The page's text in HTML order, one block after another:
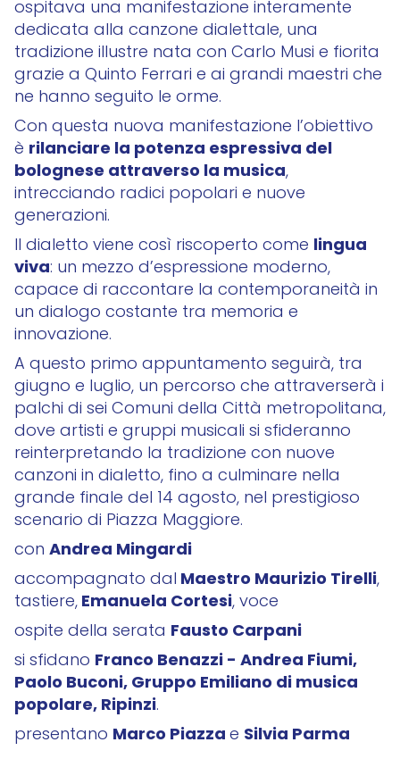
ospitava una manifestazione interamente
dedicata alla canzone dialettale, una
tradizione illustre nata con Carlo Musi e fiorita
grazie a Quinto Ferrari e ai grandi maestri che
ne hanno seguito le orme.
Con questa nuova manifestazione l’obiettivo
è rilanciare la potenza espressiva del
bolognese attraverso la musica,
intrecciando radici popolari e nuove
generazioni.
Il dialetto viene così riscoperto come lingua
viva: un mezzo d’espressione moderno,
capace di raccontare la contemporaneità in
un dialogo costante tra memoria e
innovazione.
A questo primo appuntamento seguirà, tra
giugno e luglio, un percorso che attraverserà i
palchi di sei Comuni della Città metropolitana,
dove artisti e gruppi musicali si sfideranno
reinterpretando la tradizione con nuove
canzoni in dialetto, fino a culminare nella
grande finale del 14 agosto, nel prestigioso
scenario di Piazza Maggiore.
con Andrea Mingardi
accompagnato dal Maestro Maurizio Tirelli,
tastiere,Emanuela Cortesi, voce
ospite della serata Fausto Carpani
si sfidano Franco Benazzi - Andrea Fiumi,
Paolo Buconi, Gruppo Emiliano di musica
popolare, Ripinzi.
presentano Marco Piazzae Silvia Parma